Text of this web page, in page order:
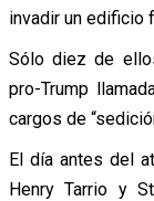
invadir un edificio
Sólo diez de
pro-Trump
cargos de
El día antes del
Henry Tarrio y